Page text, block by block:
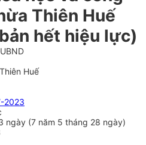
Thiên Huế
hết hiệu lực)
Huế
2023
ngày (7 năm 5 tháng 28 ngày)